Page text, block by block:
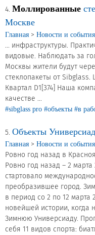
info@sibglass.ru
Личный
Продажа Б/У
4. Моллированные
Москве
Главная > Новости и события
... инфраструктуры.
видовые. Наблюдать за
Москвы жители будут
стеклопакеты от
Квартал D1[374] Наша
качестве ...
#sibglass pro #объекты #в
5. Объекты
Главная > Новости и события
Ровно год назад в
Ровно год назад – 2
стартовало
преобразившее город.
в период со 2 по 12 марта
новейшей истории, когда
Зимнюю Универсиаду.
себя 11 видов спорта: